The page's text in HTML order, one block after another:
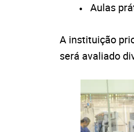
Aulas
A instituição
será avaliado